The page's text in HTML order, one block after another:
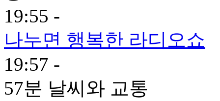
19:55 -
나누면 행복한 라디오쇼
19:57 -
57분 날씨와 교통